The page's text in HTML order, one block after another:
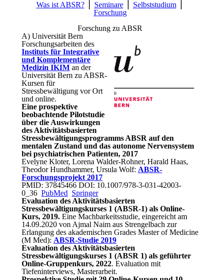
Was ist ABSR?⎪ Seminare⎪ Selbststudium⎪
Forschung
Forschung zu ABSR
A) Universität Bern
Forschungsarbeiten des
Instituts für Integrative
und Komplementäre
Medizin IKIM an der
Universität Bern zu ABSR-
Kursen für
Stressbewältigung vor Ort
und online.
Eine prospektive
beobachtende Pilotstudie
über die Auswirkungen
des Aktivitätsbasierten
Stressbewältigungsprogramms ABSR auf den
mentalen Zustand und das autonome Nervensystem
bei psychiatrischen Patienten, 2017
Evelyne Kloter, Lorena Walder-Rohner, Harald Haas,
Theodor Hundhammer, Ursula Wolf: ABSR-
Forschungsprojekt 2017
PMID: 37845466 DOI: 10.1007/978-3-031-42003-
0_36 PubMed Springer
Evaluation des Aktivitätsbasierten
Stressbewältigungskurses 1 (ABSR-1) als Online-
Kurs, 2019. Eine Machbarkeitsstudie, eingereicht am
14.09.2020 von Ajmal Naim aus Strengelbach zur
Erlangung des akademischen Grades Master of Medicine
(M Med): ABSR-Studie 2019
Evaluation des Aktivitätsbasierten
Stressbewältigungskurses 1 (ABSR 1) als geführter
Online-Gruppenkurs, 2022. Evaluation mit
Tiefeninterviews, Masterarbeit.